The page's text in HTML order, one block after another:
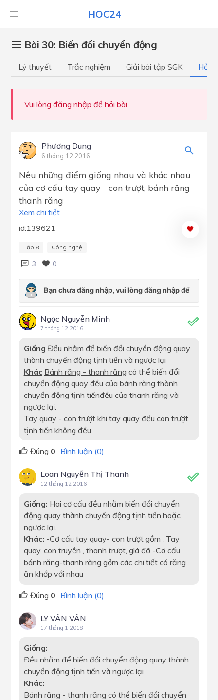
HOC24
Bài 30: Biến đổi chuyển động
Lý thuyết Trắc nghiệm Giải bài tập SGK Hỏi
Vui lòng đăng nhập để hỏi bài
Phương Dung
6 tháng 12 2016
Nêu những điểm giống nhau và khác nhau
của cơ cấu tay quay - con trượt, bánh răng -
thanh răng
Xem chi tiết
id:139621
Lớp 8 Công nghệ
3 0
Ngọc Nguyễn Minh
7 tháng 12 2016
Giống Đều nhằm để biến đổi chuyển động quay
thành chuyển động tịnh tiến và ngược lại
Khác Bánh răng - thanh răng có thể biến đổi
chuyển động quay đều của bánh răng thành
chuyển động tịnh tiếnđều của thanh răng và
ngược lại.
Tay quay - con trượtkhi tay quay đều con trượt
tịnh tiến không đều
Đúng 0 Bình luận (0)
Loan Nguyễn Thị Thanh
12 tháng 12 2016
Giống: Hai cơ cấu đều nhằm biến đổi chuyển
động quay thành chuyển động tịnh tiến hoặc
ngược lại.
Khác: -Cơ cấu tay quay- con trượt gồm : Tay
quay, con truyền , thanh trượt, giá đỡ -Cơ cấu
bánh răng-thanh răng gồm các chi tiết có răng
ăn khớp với nhau
Đúng 0 Bình luận (0)
LY VÂN VÂN
17 tháng 1 2018
Giống:
Đều nhằm để biến đổi chuyển động quay thành
chuyển động tịnh tiến và ngược lại
Khác:
Bánh răng - thanh răng có thể biến đổi chuyển